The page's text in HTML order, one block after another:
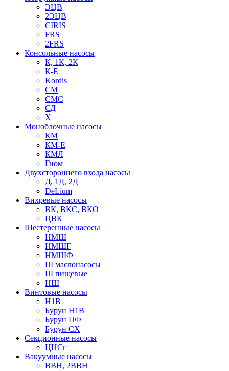
ЭЦВ
2ЭЦВ
CIRIS
FRS
2FRS
Консольные насосы
К, 1К, 2К
К-Е
Kordis
СМ
СМС
СД
Х
Моноблочные насосы
КМ
КМ-Е
КМЛ
Гном
Двухстороннего входа насосы
Д, 1Д, 2Д
DeLium
Вихревые насосы
ВК, ВКС, ВКО
ЦВК
Шестеренные насосы
НМШ
НМШГ
НМШФ
Ш маслонасосы
Ш пищевые
НШ
Винтовые насосы
Н1В
Бурун Н1В
Бурун ПФ
Бурун СХ
Секционные насосы
ЦНСг
Вакуумные насосы
ВВН, 2ВВН